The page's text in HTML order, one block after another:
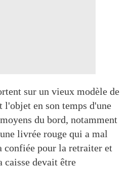
sur un vieux modèle de
en son temps d'une
du bord, notamment
livrée rouge qui a mal
pour la retraiter et
caisse devait être